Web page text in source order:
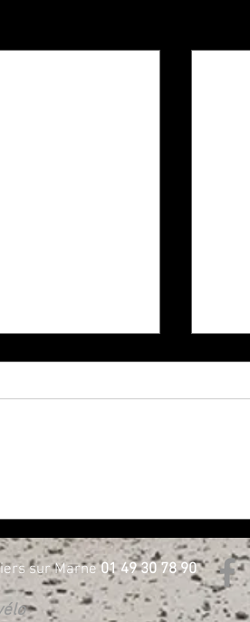
3 ROUES
- Essayez les !
D
sur Marne01 49 30 78 90